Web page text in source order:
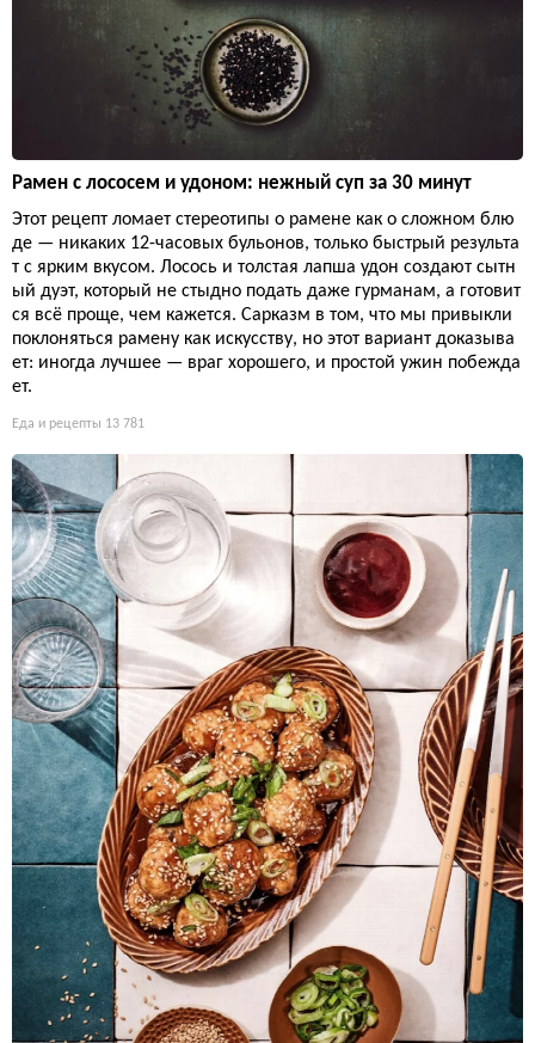
Рамен с лососем и удоном: нежный суп за 30 минут
Этот рецепт ломает стереотипы о рамене как о сложном блю
де — никаких 12-часовых бульонов, только быстрый результа
т с ярким вкусом. Лосось и толстая лапша удон создают сытн
ый дуэт, который не стыдно подать даже гурманам, а готовит
ся всё проще, чем кажется. Сарказм в том, что мы привыкли
поклоняться рамену как искусству, но этот вариант доказыва
ет: иногда лучшее — враг хорошего, и простой ужин побежда
ет.
Еда и рецепты 13 781